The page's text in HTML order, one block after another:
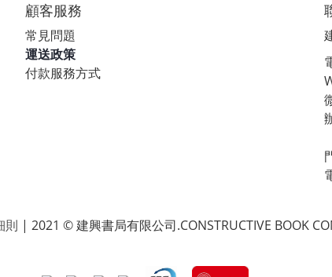
顧客服務
常見問題
運送政策
付款服務方式
則 | 2021 © 建興書局有限公司.CONSTRUCTIVE BOOK